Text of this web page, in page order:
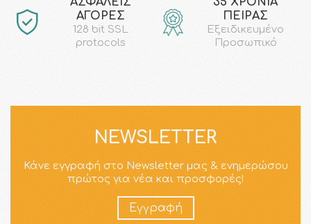
ΑΓΟΡΕΣ
128 bit SSL
protocols
ΠΕΙΡΑΣ
Εξειδικευμένο
Προσωπικό
NEWSLETTER
Κάνε εγγραφή στο Newsletter μας & ενημερώσου
πρώτος για νέα και προσφορές!
Εγγραφή